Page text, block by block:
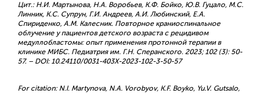
Цит.: Н.И. Мартынова, Н.А. Воробьев, К.Ф. Бойко, Ю.В. Гуцало, М.С.
Линник, К.С. Супрун, Г.И. Андреев, А.И. Любинский, Е.А.
Спириденко, А.М. Калесник. Повторное краниоспинальное
облучение у пациентов детского возраста с рецидивом
медуллобластомы: опыт применения протонной терапии в
клинике МИБС. Педиатрия им. Г.Н. Сперанского. 2023; 102 (3): 50-
57. – DOI: 10.24110/0031-403X-2023-102-3-50-57
For citation: N.I. Martynova, N.A. Vorobyov, K.F. Boyko, Yu.V. Gutsalo,